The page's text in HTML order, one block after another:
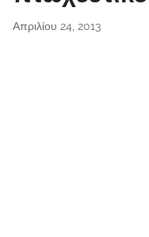
Απριλίου 24, 2013